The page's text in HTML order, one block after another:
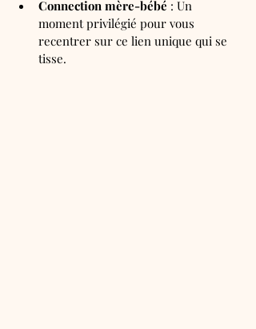
Connection mère-bébé : Un
moment privilégié pour vous
recentrer sur ce lien unique qui se
tisse.